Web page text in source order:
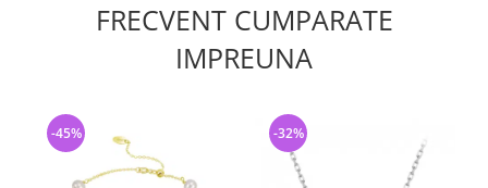
FRECVENT CUMPARATE
IMPREUNA
-45% -32%